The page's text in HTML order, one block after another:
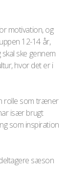
motivation, og
12-14 år,
ske gennem
hvor det er i
rolle som træner
især brugt
som inspiration
sæson